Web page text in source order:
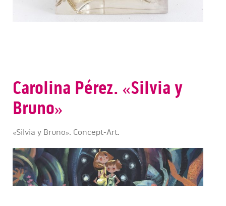
Carolina Pérez. «Silvia y
Bruno»
«Silvia y Bruno». Concept-Art.